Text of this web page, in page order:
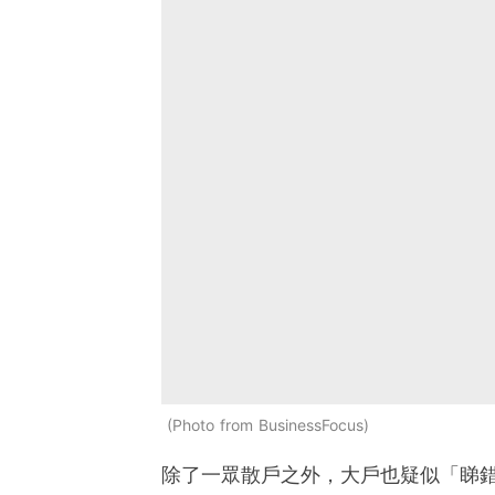
Photo from BusinessFocus
除了一眾散戶之外，大戶也疑似「睇